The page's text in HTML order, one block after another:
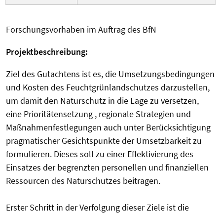
Forschungsvorhaben im Auftrag des BfN
Projektbeschreibung:
Ziel des Gutachtens ist es, die Umsetzungsbedingungen
und Kosten des Feuchtgrünlandschutzes darzustellen,
um damit den Naturschutz in die Lage zu versetzen,
eine Prioritätensetzung , regionale Strategien und
Maßnahmenfestlegungen auch unter Berücksichtigung
pragmatischer Gesichtspunkte der Umsetzbarkeit zu
formulieren. Dieses soll zu einer Effektivierung des
Einsatzes der begrenzten personellen und finanziellen
Ressourcen des Naturschutzes beitragen.
Erster Schritt in der Verfolgung dieser Ziele ist die